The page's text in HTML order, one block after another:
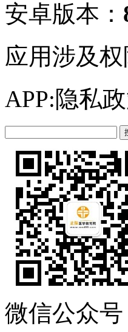
安卓版本：
应用涉及权
APP:隐私政
微信公众号